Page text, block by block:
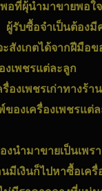
อที่ผุ้นำมาขายพอใจ
รับซื้อจำเป็นต้องมี
งเกตได้จากฝีมือข
เพชรแต่ละลูก
งเพชรเก่าทางร้า
องเครื่องเพชรแ
นำมาขายเป็นเพร
งินก็ไปหาซื้อเครื่อ